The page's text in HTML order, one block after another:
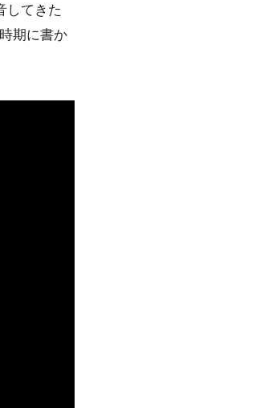
してきた
期に書か